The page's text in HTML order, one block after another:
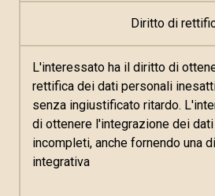
Diritto di
L'interessato ha il diritto di
rettifica dei dati personali
senza ingiustificato ritardo.
di ottenere l'integrazione dei
incompleti, anche fornendo una
integrativa